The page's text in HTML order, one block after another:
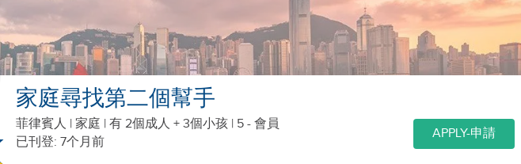
家庭尋找第二個幫手
菲律賓人 | 家庭 | 有 2個成人 + 3個小孩 | 5 - 會員
已刊登: 7个月前
APPLY-申請